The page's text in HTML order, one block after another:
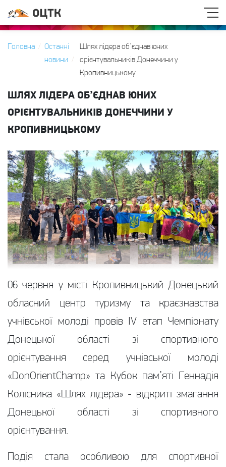
Головна
Останні
новини
Шлях лідера об’єднав юних
орієнтувальників Донеччини у
Кропивницькому
ШЛЯХ ЛІДЕРА ОБ’ЄДНАВ ЮНИХ
ОРІЄНТУВАЛЬНИКІВ ДОНЕЧЧИНИ У
КРОПИВНИЦЬКОМУ
06 червня у місті Кропивницький Донецький
обласний центр туризму та краєзнавства
учнівської молоді провів IV етап Чемпіонату
Донецької області зі спортивного
орієнтування серед учнівської молоді
«DonOrientChamp» та Кубок пам’яті Геннадія
Колісника «Шлях лідера» - відкриті змагання
Донецької області зі спортивного
орієнтування.
Подія стала особливою для спортивної